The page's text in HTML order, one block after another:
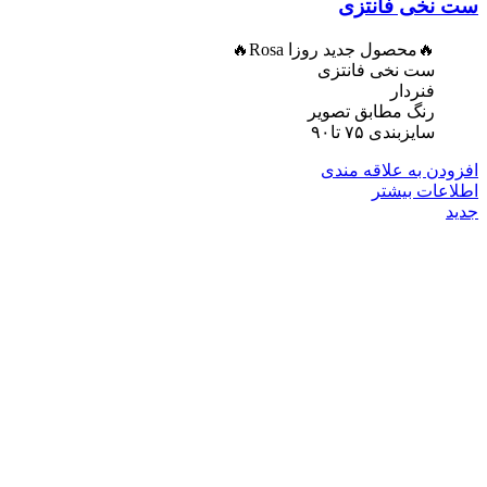
ست نخی فانتزی
🔥محصول جدید روزا Rosa🔥
ست نخی فانتزی
فنردار
رنگ مطابق تصویر
سایزبندی ۷۵ تا۹۰
افزودن به علاقه مندی
اطلاعات بیشتر
جدید